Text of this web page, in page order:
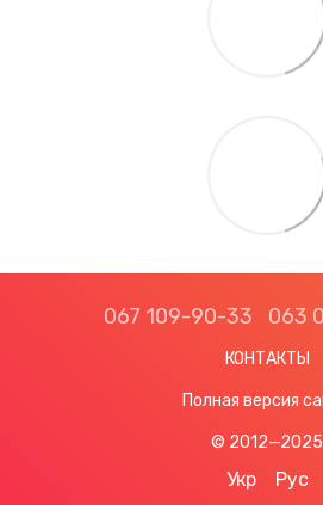
067 109-90-33 063
КОНТАКТЫ
Полная версия
© 2012—2025
Укр Рус